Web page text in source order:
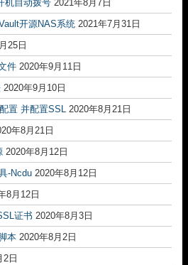
机自动拨号 2021年8月7日
开源NAS系统 2021年7月31日
25日
件 2020年9月11日
2020年9月10日
置 并配置SSL 2020年8月21日
年8月21日
2020年8月12日
-Ncdu 2020年8月12日
8月12日
证书 2020年8月3日
本 2020年8月2日
2日